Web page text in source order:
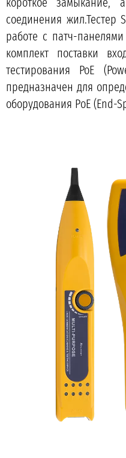
соединения жил.Тестер
работе с патч-
комплект поставки
тестирования PoE
предназначен для
оборудования PоE (End-